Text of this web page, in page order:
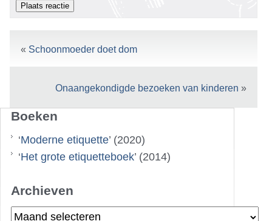
« Schoonmoeder doet dom
Onaangekondigde bezoeken van kinderen »
Boeken
‘Moderne etiquette’ (2020)
‘Het grote etiquetteboek’ (2014)
Archieven
Archieven